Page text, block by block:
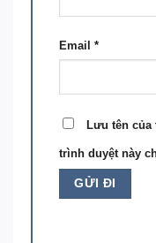
Email *
Lưu tên của
trình duyệt này